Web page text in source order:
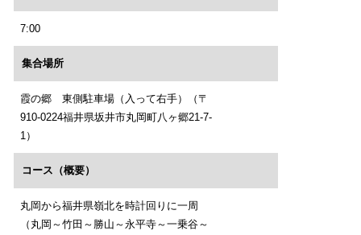
7:00
集合場所
霞の郷 東側駐車場（入って右手）（〒
910-0224福井県坂井市丸岡町八ヶ郷21-7-
1）
コース（概要）
丸岡から福井県嶺北を時計回りに一周
（丸岡～竹田～勝山～永平寺～一乗谷～